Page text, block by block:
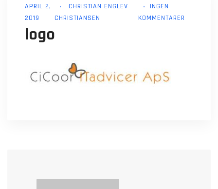
APRIL 2,
2019
CHRISTIAN ENGLEV
CHRISTIANSEN
INGEN
KOMMENTARER
logo